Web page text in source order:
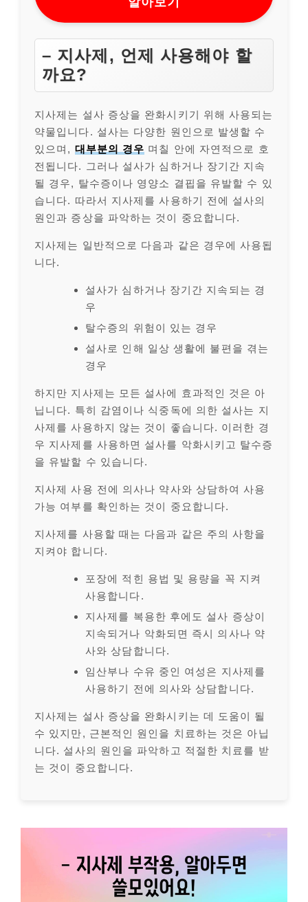
– 지사제, 언제 사용해야 할
까요?
지사제는 설사 증상을 완화시키기 위해 사용되는
약물입니다. 설사는 다양한 원인으로 발생할 수
있으며, 대부분의 경우 며칠 안에 자연적으로 호
전됩니다. 그러나 설사가 심하거나 장기간 지속
될 경우, 탈수증이나 영양소 결핍을 유발할 수 있
습니다. 따라서 지사제를 사용하기 전에 설사의
원인과 증상을 파악하는 것이 중요합니다.
지사제는 일반적으로 다음과 같은 경우에 사용됩
니다.
설사가 심하거나 장기간 지속되는 경
우
탈수증의 위험이 있는 경우
설사로 인해 일상 생활에 불편을 겪는
경우
하지만 지사제는 모든 설사에 효과적인 것은 아
닙니다. 특히 감염이나 식중독에 의한 설사는 지
사제를 사용하지 않는 것이 좋습니다. 이러한 경
우 지사제를 사용하면 설사를 악화시키고 탈수증
을 유발할 수 있습니다.
지사제 사용 전에 의사나 약사와 상담하여 사용
가능 여부를 확인하는 것이 중요합니다.
지사제를 사용할 때는 다음과 같은 주의 사항을
지켜야 합니다.
포장에 적힌 용법 및 용량을 꼭 지켜
사용합니다.
지사제를 복용한 후에도 설사 증상이
지속되거나 악화되면 즉시 의사나 약
사와 상담합니다.
임산부나 수유 중인 여성은 지사제를
사용하기 전에 의사와 상담합니다.
지사제는 설사 증상을 완화시키는 데 도움이 될
수 있지만, 근본적인 원인을 치료하는 것은 아닙
니다. 설사의 원인을 파악하고 적절한 치료를 받
는 것이 중요합니다.